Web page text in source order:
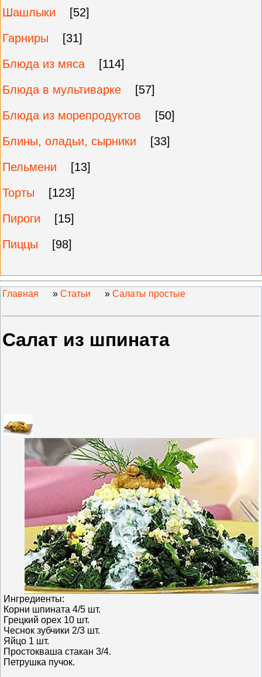
Шашлыки
[52]
Гарниры
[31]
Блюда из мяса
[114]
Блюда в мультиварке
[57]
Блюда из морепродуктов
[50]
Блины, оладьи, сырники
[33]
Пельмени
[13]
Торты
[123]
Пироги
[15]
Пиццы
[98]
Главная » Статьи » Салаты простые
Салат из шпината
Ингредиенты:
Корни шпината 4/5 шт.
Грецкий орех 10 шт.
Чеснок зубчики 2/3 шт.
Яйцо 1 шт.
Простокваша стакан 3/4.
Петрушка пучок.